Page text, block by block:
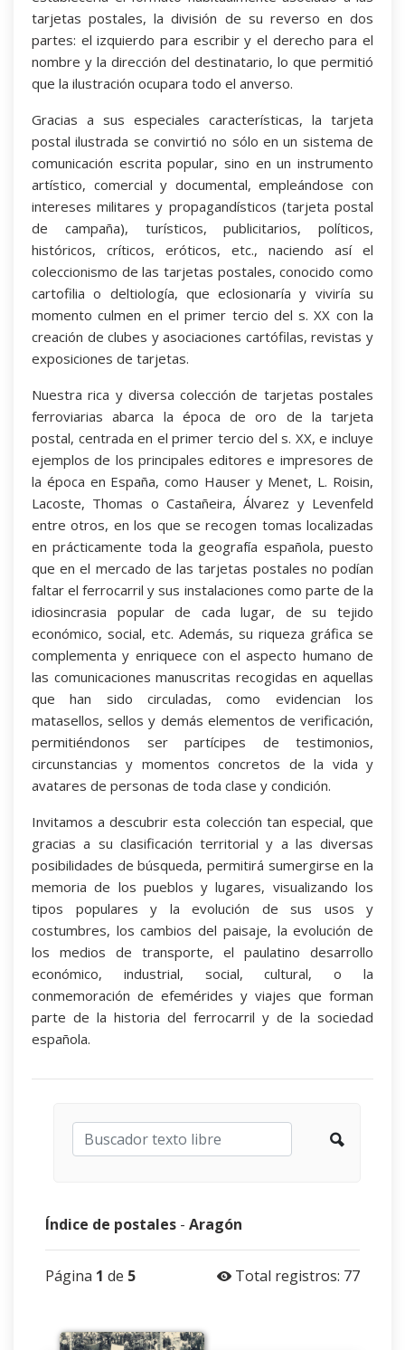
tarjetas postales, la división de su reverso en dos
partes: el izquierdo para escribir y el derecho para el
nombre y la dirección del destinatario, lo que permitió
que la ilustración ocupara todo el anverso.
Gracias a sus especiales características, la tarjeta
postal ilustrada se convirtió no sólo en un sistema de
comunicación escrita popular, sino en un instrumento
artístico, comercial y documental, empleándose con
intereses militares y propagandísticos (tarjeta postal
de campaña), turísticos, publicitarios, políticos,
históricos, críticos, eróticos, etc., naciendo así el
coleccionismo de las tarjetas postales, conocido como
cartofilia o deltiología, que eclosionaría y viviría su
momento culmen en el primer tercio del s. XX con la
creación de clubes y asociaciones cartófilas, revistas y
exposiciones de tarjetas.
Nuestra rica y diversa colección de tarjetas postales
ferroviarias abarca la época de oro de la tarjeta
postal, centrada en el primer tercio del s. XX, e incluye
ejemplos de los principales editores e impresores de
la época en España, como Hauser y Menet, L. Roisin,
Lacoste, Thomas o Castañeira, Álvarez y Levenfeld
entre otros, en los que se recogen tomas localizadas
en prácticamente toda la geografía española, puesto
que en el mercado de las tarjetas postales no podían
faltar el ferrocarril y sus instalaciones como parte de la
idiosincrasia popular de cada lugar, de su tejido
económico, social, etc. Además, su riqueza gráfica se
complementa y enriquece con el aspecto humano de
las comunicaciones manuscritas recogidas en aquellas
que han sido circuladas, como evidencian los
matasellos, sellos y demás elementos de verificación,
permitiéndonos ser partícipes de testimonios,
circunstancias y momentos concretos de la vida y
avatares de personas de toda clase y condición.
Invitamos a descubrir esta colección tan especial, que
gracias a su clasificación territorial y a las diversas
posibilidades de búsqueda, permitirá sumergirse en la
memoria de los pueblos y lugares, visualizando los
tipos populares y la evolución de sus usos y
costumbres, los cambios del paisaje, la evolución de
los medios de transporte, el paulatino desarrollo
económico, industrial, social, cultural, o la
conmemoración de efemérides y viajes que forman
parte de la historia del ferrocarril y de la sociedad
española.
Índice de postales - Aragón
Página 1 de 5 Total registros: 77